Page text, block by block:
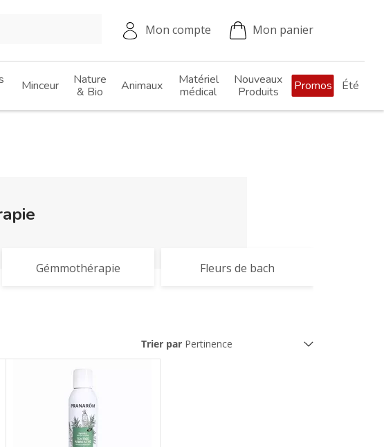
Mon compte Mon panier
Minceur
Nature
& Bio
Animaux
Matériel
médical
Nouveaux
Produits
Promos Été
Gémmothérapie Fleurs de bach
Trier par